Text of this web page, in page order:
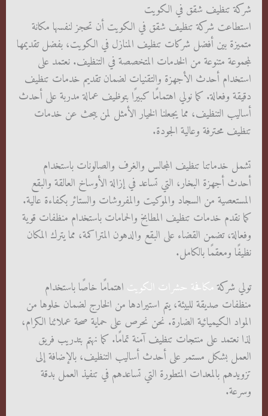
شركة تنظيف شقق في الكويت
استطاعت شركة تنظيف شقق في الكويت أن تحجز لنفسها مكانة
متميزة بين أفضل شركات تنظيف المنازل في الكويت، بفضل تقديمها
لمجموعة متنوعة من الخدمات المتخصصة في التنظيف. نعتمد على
استخدام أحدث الأجهزة والتقنيات لضمان تقديم خدمات تنظيف
دقيقة وفعالة. كما نولي اهتمامًا كبيرًا بتوظيف عمالة مدربة على أحدث
أساليب التنظيف، مما يجعلنا الخيار الأمثل لمن يبحث عن خدمات
تنظيف محترفة وعالية الجودة.
تشمل خدماتنا تنظيف المجالس والغرف والصالونات باستخدام
أحدث أجهزة البخار، التي تساعد في إزالة الأوساخ العالقة والبقع
المستعصية من السجاد والموكيت والمفروشات والستائر بكفاءة عالية.
كما نقدم خدمات تنظيف المطابخ والحمامات باستخدام منظفات قوية
وفعالة، تضمن القضاء على البقع والدهون المتراكمة، مما يترك المكان
نظيفًا ومعقمًا بالكامل.
تولي شركةمكافحة حشرات الكويت اهتمامًا خاصًا باستخدام
منظفات صديقة للبيئة، يتم استيرادها من الخارج لضمان خلوها من
المواد الكيميائية الضارة. نحن نحرص على حماية صحة عملائنا الكرام،
لذا نعتمد على منتجات تنظيف آمنة تمامًا. كما نهتم بتدريب فريق
العمل بشكل مستمر على أحدث أساليب التنظيف، بالإضافة إلى
تزويدهم بالمعدات المتطورة التي تساعدهم في تنفيذ العمل بدقة
وسرعة.